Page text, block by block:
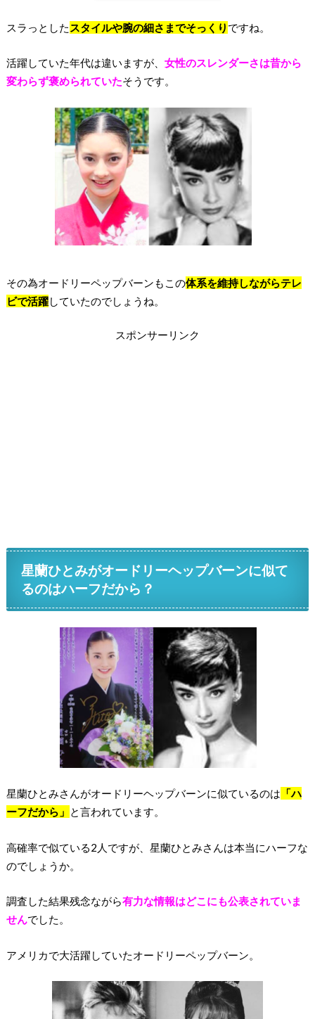
スラっとした スタイルや腕の細さまでそっくり ですね。
活躍していた年代は違いますが、 女性のスレンダーさは昔から
変わらず褒められていたそうです。
その為オードリーペップバーンもこの体系を維持しながらテレ
ビで活躍していたのでしょうね。
スポンサーリンク
星蘭ひとみがオードリーヘップバーンに似て
るのはハーフだから？
星蘭ひとみさんがオードリーヘップバーンに似ているのは 「ハ
ーフだから」 と言われています。
高確率で似ている2人ですが、星蘭ひとみさんは本当にハーフな
のでしょうか。
調査した結果残念ながら有力な情報はどこにも公表されていま
せんでした。
アメリカで大活躍していたオードリーペップバーン。